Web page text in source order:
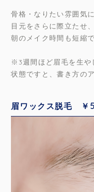
骨格・なりたい雰囲気
目元をさらに際立たせ
朝のメイク時間も短縮で
※3週間ほど眉毛を生や
状態ですと、書き方の
眉ワックス脱毛 ￥